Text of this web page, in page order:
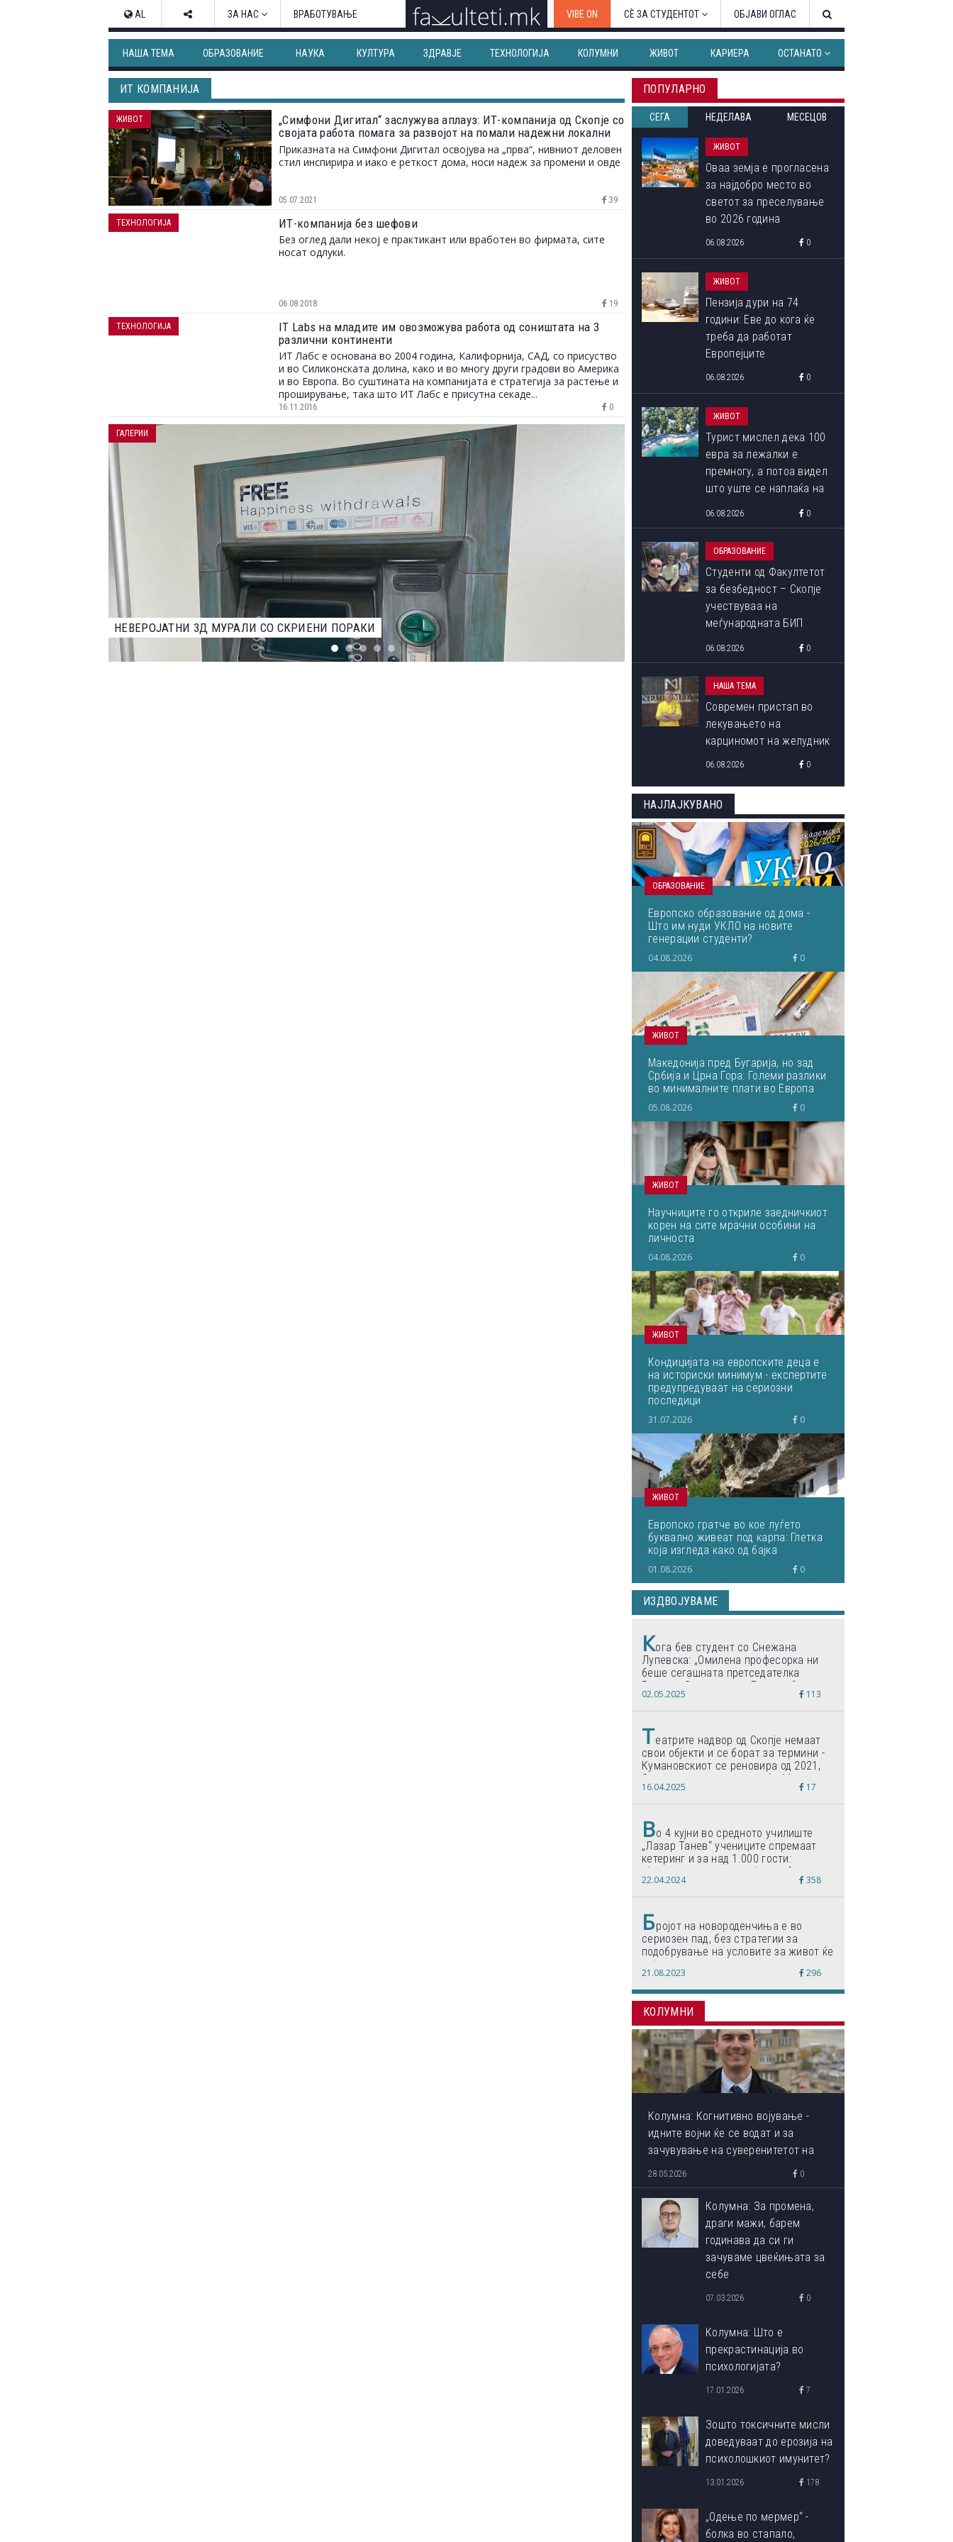
AL ЗА НАС ВРАБОТУВАЊЕ VIBE ON СЀ ЗА СТУДЕНТОТ ОБЈАВИ ОГЛАС
НАША ТЕМА ОБРАЗОВАНИЕ НАУКА КУЛТУРА ЗДРАВЈЕ ТЕХНОЛОГИЈА КОЛУМНИ ЖИВОТ КАРИЕРА ОСТАНАТО
ИТ КОМПАНИЈА
„Симфони Дигитал“ заслужува аплауз: ИТ-компанија од Скопје со
својата работа помага за развојот на помали надежни локални
бизниси
Приказната на Симфони Дигитал освојува на „прва“, нивниот деловен
стил инспирира и иако е реткост дома, носи надеж за промени и овде
05.07.2021 39
ЖИВОТ
ИТ-компанија без шефови
Без оглед дали некој е практикант или вработен во фирмата, сите
носат одлуки.
06.08.2018 19
ТЕХНОЛОГИЈА
IT Labs на младите им овозможува работа од соништата на 3
различни континенти
ИТ Лабс е основана во 2004 година, Калифорнија, САД, со присуство
и во Силиконската долина, како и во многу други градови во Америка
и во Европа. Во суштината на компанијата е стратегија за растење и
проширување, така што ИТ Лабс е присутна секаде...
16.11.2016 0
ТЕХНОЛОГИЈА
НАЈДОБРИТЕ ФОТОГРАФИИ ОД НАТПРЕВАРОТ ЗА НАЈДОБАР ФОТОГРАФ НА ДИВИОТ СВЕТ НА
2023 ГОДИНА
ОВА СЕ ПОБЕДНИЧКИТЕ ФОТОГРАФИИ ОД
ФОТОГРАФИЈА ОД ПРИРОДАТА ЗА 2023 ГОДИНА
ГАЛЕРИИ
ПОПУЛАРНО
СЕГА НЕДЕЛАВА МЕСЕЦОВ
ЖИВОТ
Оваа земја е прогласена
за најдобро место во
светот за преселување
во 2026 година
06.08.2026 0
ЖИВОТ
Пензија дури на 74
години: Еве до кога ќе
треба да работат
Европејците
06.08.2026 0
ЖИВОТ
Турист мислел дека 100
евра за лежалки е
премногу, а потоа видел
што уште се наплаќа на
06.08.2026 0
ОБРАЗОВАНИЕ
Студенти од Факултетот
за безбедност – Скопје
учествуваа на
меѓународната БИП
06.08.2026 0
НАША ТЕМА
Современ пристап во
лекувањето на
карциномот на желудник
06.08.2026 0
НАЈЛАЈКУВАНО
ОБРАЗОВАНИЕ
Европско образование од дома -
Што им нуди УКЛО на новите
генерации студенти?
04.08.2026 0
ЖИВОТ
Македонија пред Бугарија, но зад
Србија и Црна Гора: Големи разлики
во минималните плати во Европа
05.08.2026 0
ЖИВОТ
Научниците го откриле заедничкиот
корен на сите мрачни особини на
личноста
04.08.2026 0
ЖИВОТ
Кондицијата на европските деца е
на историски минимум - експертите
предупредуваат на сериозни
последици
31.07.2026 0
ЖИВОТ
Европско гратче во кое луѓето
буквално живеат под карпа: Глетка
која изгледа како од бајка
01.08.2026 0
ИЗДВОЈУВАМЕ
Кога бев студент со Снежана
Лупевска: „Омилена професорка ни
беше сегашната претседателка
Гордана Сиљановска-Давкова“
02.05.2025 113
Театрите надвор од Скопје немаат
свои објекти и се борат за термини -
Кумановскиот се реновира од 2021,
Струмичкиот се гради веќе 11 години
16.04.2025 17
Во 4 кујни во средното училиште
„Лазар Танев“ учениците спремаат
кетеринг и за над 1.000 гости:
„Формиравме компанија и работиме
по светски стандарди“
22.04.2024 358
Бројот на новороденчиња е во
сериозен пад, без стратегии за
подобрување на условите за живот ќе
дојде до затворање на училишта,
предупредуваат експертите
21.08.2023 296
КОЛУМНИ
Колумна: Когнитивно војување -
идните војни ќе се водат и за
зачувување на суверенитетот на
сопствениот ум
28.05.2026 0
Колумна: За промена,
драги мажи, барем
годинава да си ги
зачуваме цвеќињата за
себе
07.03.2026 0
Колумна: Што е
прекрастинација во
психологијата?
17.01.2026 7
Зошто токсичните мисли
доведуваат до ерозија на
психолошкиот имунитет?
13.01.2026 178
„Одење по мермер“ -
болка во стапало,